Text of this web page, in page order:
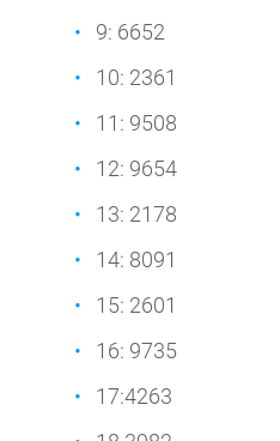
9: 6652
10: 2361
11: 9508
12: 9654
13: 2178
14: 8091
15: 2601
16: 9735
17:4263